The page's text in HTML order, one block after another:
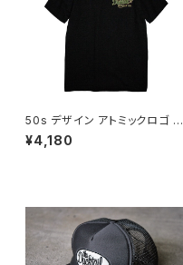
50s デザイン アトミックロゴ 半
袖 Tシャツ ラバープリント 丸胴
首元ダブルステッチ スタンダー
グ ダックテール
¥4,180